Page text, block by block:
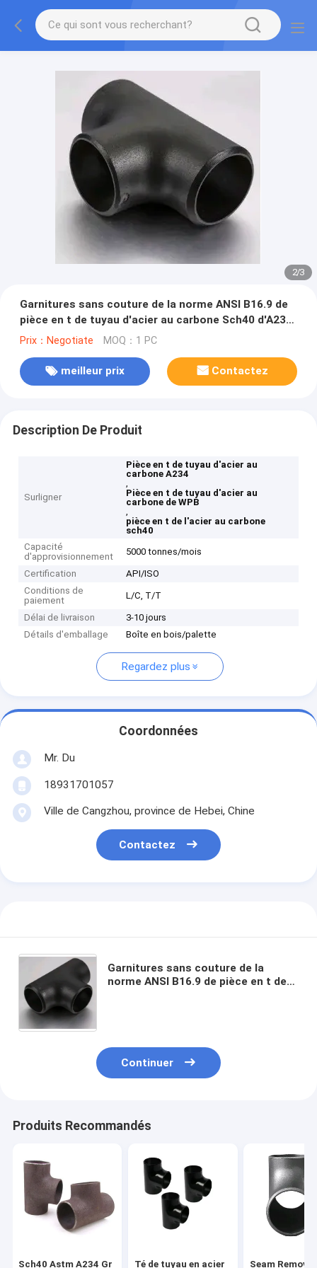
2/3
Garnitures sans couture de la norme ANSI B16.9 de
pièce en t de tuyau d'acier au carbone Sch40 d'A234
Wpb
Prix：Negotiate MOQ：1 PC
meilleur prix Contactez
Description De Produit
Surligner
Pièce en t de tuyau d'acier au
carbone A234
,
Pièce en t de tuyau d'acier au
carbone de WPB
,
pièce en t de l'acier au carbone
sch40
Capacité
d'approvisionnement
5000 tonnes/mois
Certification
API/ISO
Conditions de
paiement
L/C, T/T
Délai de livraison
3-10 jours
Détails d'emballage
Boîte en bois/palette
Regardez plus
Coordonnées
Mr. Du
18931701057
Ville de Cangzhou, province de Hebei, Chine
Contactez
Garnitures sans couture de la
norme ANSI B16.9 de pièce en t de
Continuer
Produits Recommandés
Sch40 Astm A234 Gr Té de tuyau en acier Seam Remove